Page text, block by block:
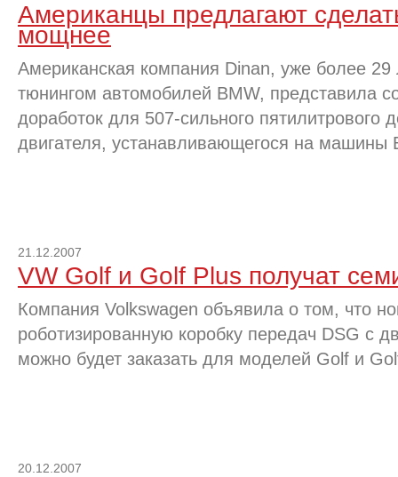
Американцы предлагают
мощнее
Американская компания Dinan, уже более
тюнингом автомобилей BMW, представила
доработок для 507-сильного пятилитрового
двигателя, устанавливающегося на машины
21.12.2007
VW Golf и Golf Plus получат
Компания Volkswagen объявила о том, что
роботизированную коробку передач DSG с
можно будет заказать для моделей Golf и
20.12.2007